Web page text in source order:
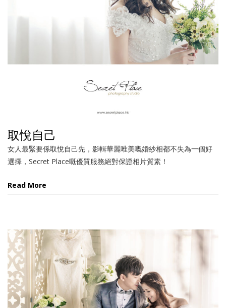
取悅自己
女人最緊要係取悅自己先，影輯華麗唯美嘅婚紗相都不失為一個好
選擇，Secret Place嘅優質服務絕對保證相片質素！
Read More